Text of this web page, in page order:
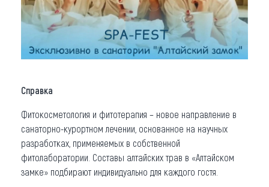
Справка
Фитокосметология и фитотерапия – новое направление в
санаторно-курортном лечении, основанное на научных
разработках, применяемых в собственной
фитолаборатории. Составы алтайских трав в «Алтайском
замке» подбирают индивидуально для каждого гостя.